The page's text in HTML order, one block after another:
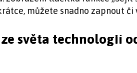
můžete snadno zapnout či
světa technologií